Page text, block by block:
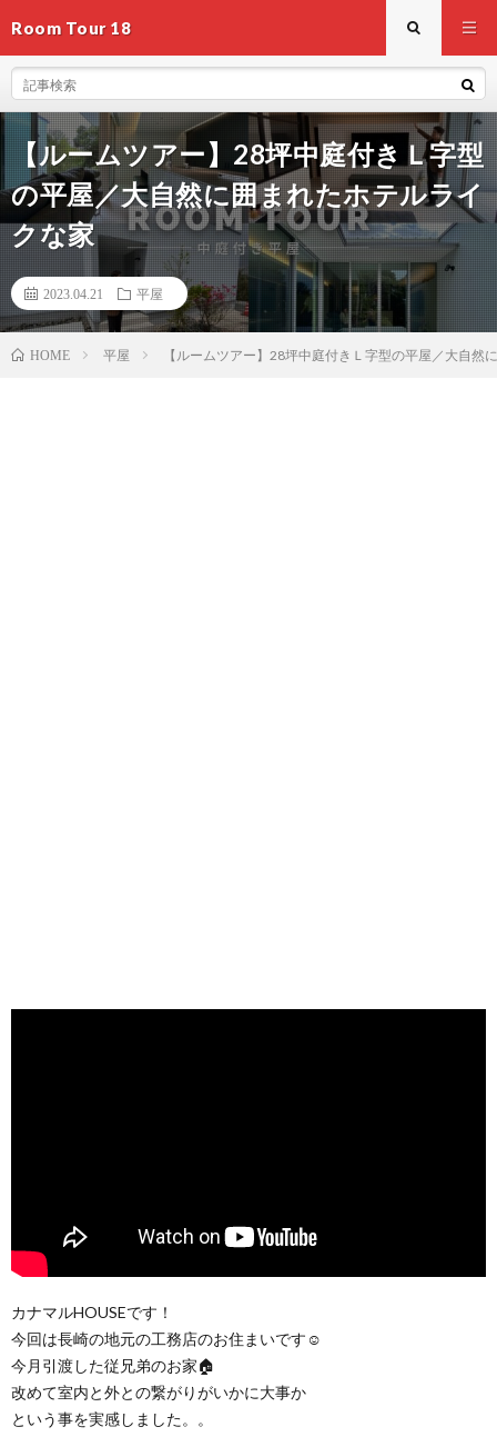
Room Tour 18
【ルームツアー】28坪中庭付きＬ字型
の平屋／大自然に囲まれたホテルライ
クな家
2023.04.21 平屋
HOME 平屋 【ルームツアー】28坪中庭付きＬ字型の平屋／大自然
カナマルHOUSEです！
今回は長崎の地元の工務店のお住まいです☺
今月引渡した従兄弟のお家🏠
改めて室内と外との繋がりがいかに大事か
という事を実感しました。。